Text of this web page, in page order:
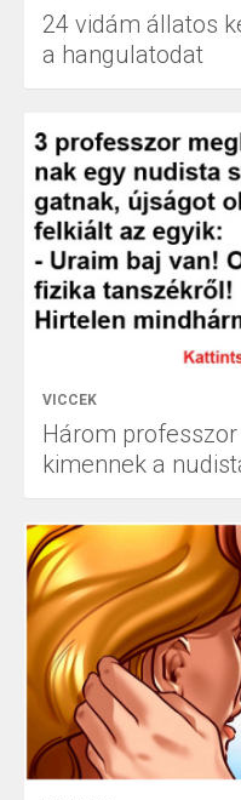
24 vidám állatos
a hangulatodat
VICCEK
Három
kimennek a